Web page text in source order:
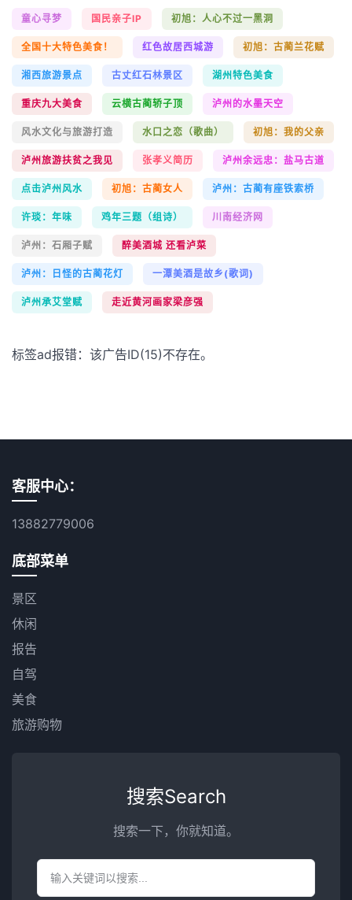
童心寻梦 国民亲子IP 初旭：人心不过一黑洞
全国十大特色美食！ 红色故居西城游 初旭：古蔺兰花赋
湘西旅游景点 古丈红石林景区 湖州特色美食
重庆九大美食 云横古蔺轿子顶 泸州的水墨天空
风水文化与旅游打造 水口之恋（歌曲） 初旭：我的父亲
泸州旅游扶贫之我见 张孝义简历 泸州余远忠：盐马古道
点击泸州风水 初旭：古蔺女人 泸州：古蔺有座铁索桥
许琰：年味 鸡年三题（组诗） 川南经济网
泸州：石厢子赋 醉美酒城 还看泸菜
泸州：日怪的古蔺花灯 一潭美酒是故乡(歌词)
泸州承艾堂赋 走近黄河画家梁彦强
标签ad报错：该广告ID(15)不存在。
客服中心：
13882779006
底部菜单
景区
休闲
报告
自驾
美食
旅游购物
搜索Search
搜索一下，你就知道。